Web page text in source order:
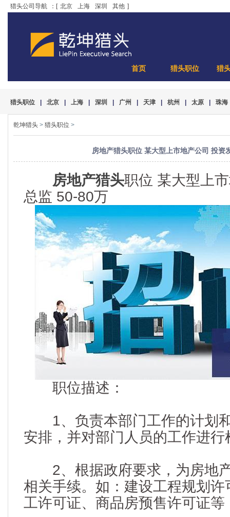
猎头公司导航 ：[ 北京 上海 深圳 其他 ]
首页 猎头职位 猎
猎头职位 北京 上海 深圳 广州 天津 杭州 太原 珠海
乾坤猎头 > 猎头职位 >
房地产猎头职位 某大型上市地产公司 投资
房地产猎头职位 某大型上
总监 50-80万
职位描述：
1、负责本部门工作的计划
安排，并对部门人员的工作进行
2、根据政府要求，为房地
相关手续。如：建设工程规划
工许可证、商品房预售许可证等